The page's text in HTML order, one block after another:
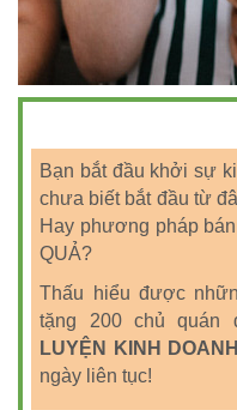
Bạn bắt đầu khởi sự
chưa biết bắt đầu từ
Hay phương pháp
QUẢ?
Thấu hiểu được
tặng 200 chủ quán
LUYỆN KINH
ngày liên tục!